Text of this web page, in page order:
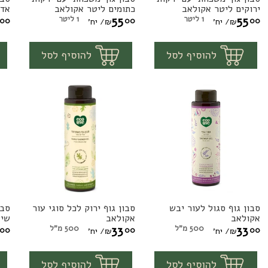
גוף
משפחתי
ירוקים ליטר אקולאב
00
55
₪/ יח' 1 ליטר
להוסיף לסל
1 יח'
גוף
משפחתי
כתומים ליטר אקולאב
00
55
₪/ יח' 1 ליטר
להוסיף לסל
1 יח'
00
סבון
גוף
סגול
סבון גוף סגול לעור יבש
אקולאב
00
33
₪/ יח' 500 מ"ל
להוסיף לסל
1 יח'
סבון
גוף
ירוק
סבון גוף ירוק לכל סוגי עור
אקולאב
00
33
₪/ יח' 500 מ"ל
להוסיף לסל
1 יח'
00